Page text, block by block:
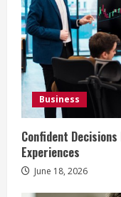
Business
Confident
Experiences
June 18, 2026